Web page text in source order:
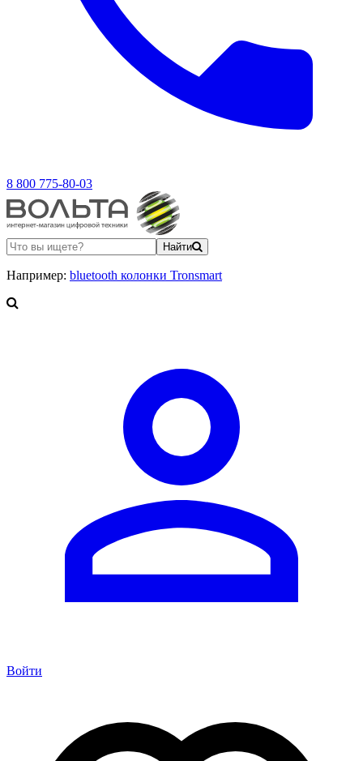
8 800 775-80-03
Найти
Например: bluetooth колонки Tronsmart
Войти